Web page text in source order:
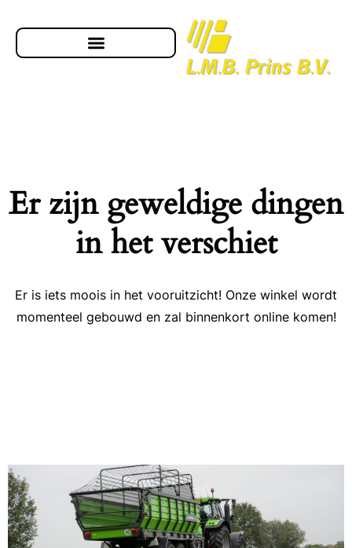
Er zijn geweldige dingen
in het verschiet
Er is iets moois in het vooruitzicht! Onze winkel wordt
momenteel gebouwd en zal binnenkort online komen!